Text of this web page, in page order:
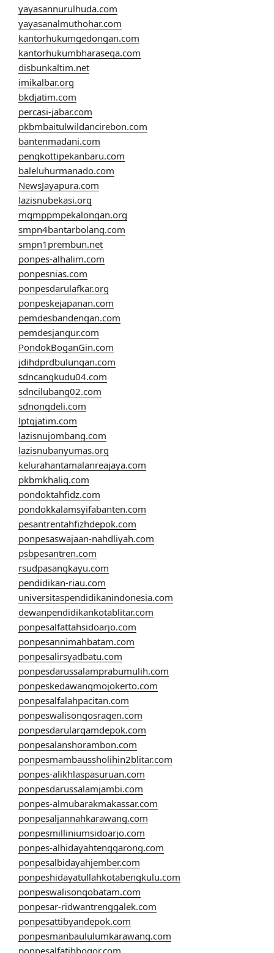
yayasannurulhuda.com
yayasanalmuthohar.com
kantorhukumgedongan.com
kantorhukumbharasega.com
disbunkaltim.net
imikalbar.org
bkdjatim.com
percasi-jabar.com
pkbmbaitulwildancirebon.com
bantenmadani.com
pengkottipekanbaru.com
baleluhurmanado.com
NewsJayapura.com
lazisnubekasi.org
mgmppmpekalongan.org
smpn4bantarbolang.com
smpn1prembun.net
ponpes-alhalim.com
ponpesnias.com
ponpesdarulafkar.org
ponpeskejapanan.com
pemdesbandengan.com
pemdesjangur.com
PondokBoganGin.com
jdihdprdbulungan.com
sdncangkudu04.com
sdncilubang02.com
sdnongdeli.com
lptqjatim.com
lazisnujombang.com
lazisnubanyumas.org
kelurahantamalanreajaya.com
pkbmkhaliq.com
pondoktahfidz.com
pondokkalamsyifabanten.com
pesantrentahfizhdepok.com
ponpesaswajaan-nahdliyah.com
psbpesantren.com
rsudpasangkayu.com
pendidikan-riau.com
universitaspendidikanindonesia.com
dewanpendidikankotablitar.com
ponpesalfattahsidoarjo.com
ponpesannimahbatam.com
ponpesalirsyadbatu.com
ponpesdarussalamprabumulih.com
ponpeskedawangmojokerto.com
ponpesalfalahpacitan.com
ponpeswalisongosragen.com
ponpesdarularqamdepok.com
ponpesalanshorambon.com
ponpesmambaussholihin2blitar.com
ponpes-alikhlaspasuruan.com
ponpesdarussalamjambi.com
ponpes-almubarakmakassar.com
ponpesaljannahkarawang.com
ponpesmilliniumsidoarjo.com
ponpes-alhidayahtenggarong.com
ponpesalbidayahjember.com
ponpeshidayatullahkotabengkulu.com
ponpeswalisongobatam.com
ponpesar-ridwantrenggalek.com
ponpesattibyandepok.com
ponpesmanbaululumkarawang.com